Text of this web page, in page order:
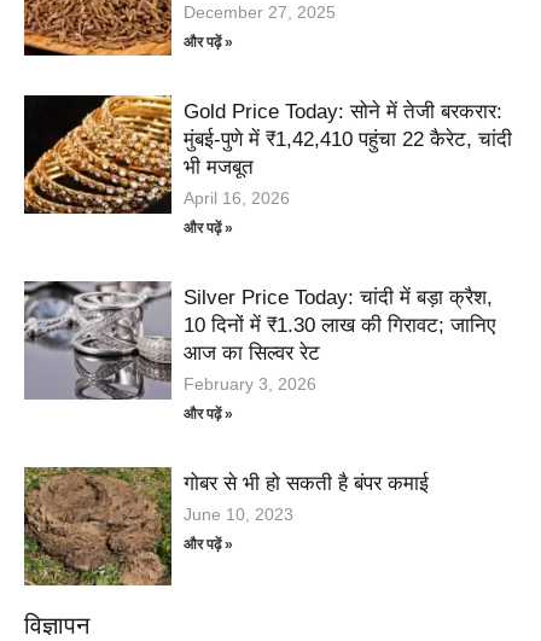
December 27, 2025
और पढ़ें »
Gold Price Today: सोने में तेजी बरकरार:
मुंबई-पुणे में ₹1,42,410 पहुंचा 22 कैरेट, चांदी
भी मजबूत
April 16, 2026
और पढ़ें »
Silver Price Today: चांदी में बड़ा क्रैश,
10 दिनों में ₹1.30 लाख की गिरावट; जानिए
आज का सिल्वर रेट
February 3, 2026
और पढ़ें »
गोबर से भी हो सकती है बंपर कमाई
June 10, 2023
और पढ़ें »
विज्ञापन